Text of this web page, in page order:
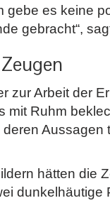
gebe es keine
gebracht“,
zur Arbeit der
mit Ruhm
Aussagen
hätten die
dunkelhäutige